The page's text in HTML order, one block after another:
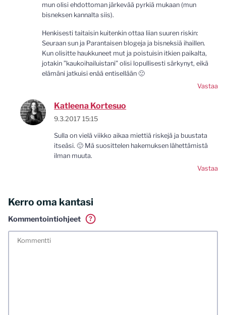
mun olisi ehdottoman järkevää pyrkiä mukaan (mun
bisneksen kannalta siis).
Henkisesti taitaisin kuitenkin ottaa liian suuren riskin:
Seuraan sun ja Parantaisen blogeja ja bisneksiä ihaillen.
Kun olisitte haukkuneet mut ja poistuisin itkien paikalta,
jotakin ”kaukoihailuistani” olisi lopullisesti särkynyt, eikä
elämäni jatkuisi enää entisellään 🙁
Vastaa
Katleena Kortesuo
9.3.2017 15:15
Sulla on vielä viikko aikaa miettiä riskejä ja buustata
itseäsi. 🙂 Mä suosittelen hakemuksen lähettämistä
ilman muuta.
Vastaa
Kerro oma kantasi
Kommentointiohjeet
?
meiliosoitteen. Minua ja mielipiteitäni saa ilman muuta